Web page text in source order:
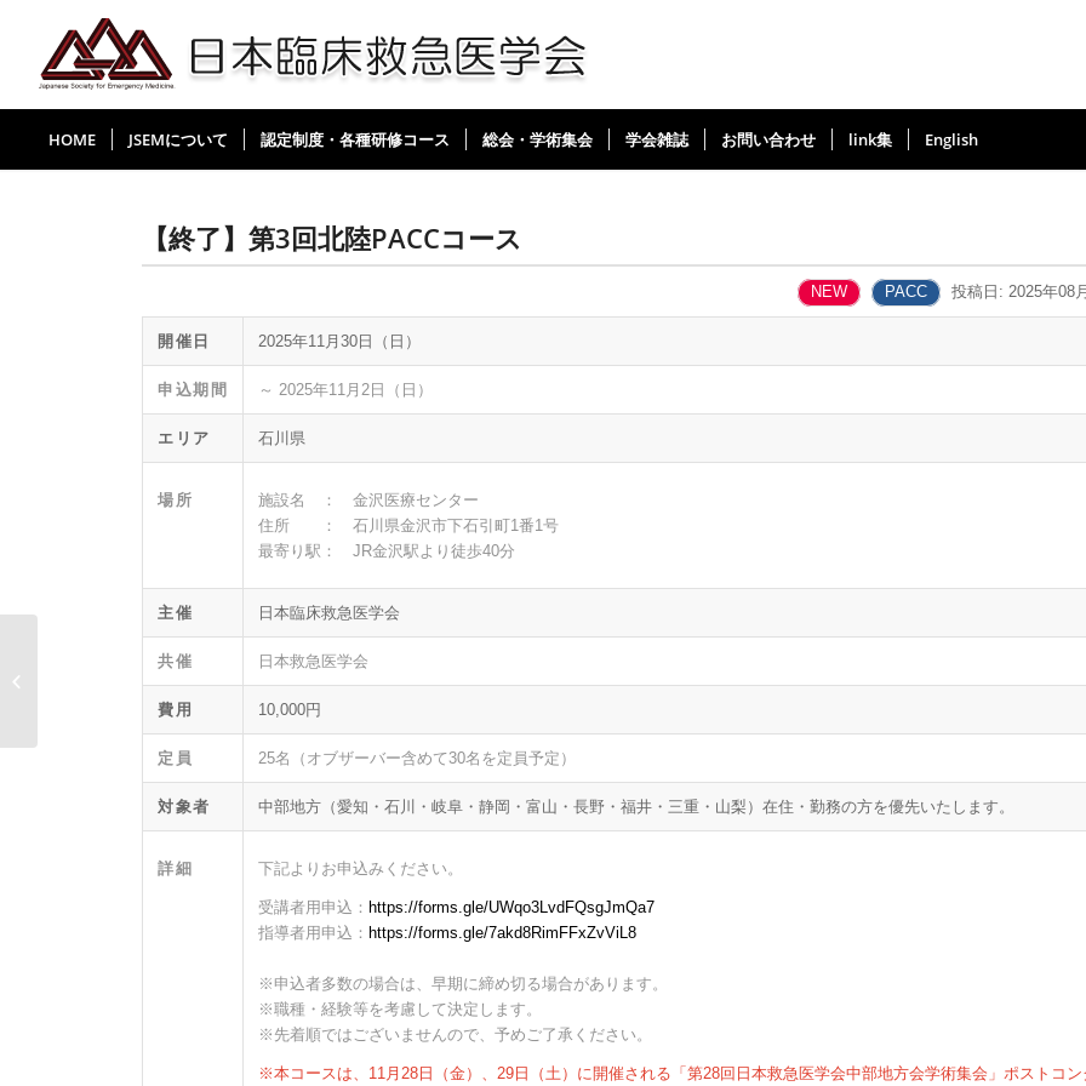
HOME JSEMについて 認定制度・各種研修コース 総会・学術集会 学会雑誌 お問い合わせ link集 English
【終了】第3回北陸PACCコース
NEW PACC 投稿日: 2025年08
開催日 2025年11月30日（日）
申込期間 ～ 2025年11月2日（日）
エリア 石川県
場所
施設名 ： 金沢医療センター
住所 ： 石川県金沢市下石引町1番1号
最寄り駅： JR金沢駅より徒歩40分
主催 日本臨床救急医学会
共催 日本救急医学会
費用 10,000円
定員 25名（オブザーバー含めて30名を定員予定）
対象者 中部地方（愛知・石川・岐阜・静岡・富山・長野・福井・三重・山梨）在住・勤務の方を優先いたします。
詳細 下記よりお申込みください。
受講者用申込： https://forms.gle/UWqo3LvdFQsgJmQa7
指導者用申込： https://forms.gle/7akd8RimFFxZvViL8
※申込者多数の場合は、早期に締め切る場合があります。
※職種・経験等を考慮して決定します。
※先着順ではございませんので、予めご了承ください。
※本コースは、11月28日（金）、29日（土）に開催される「第28回日本救急医学会中部地方会学術集会」ポストコン